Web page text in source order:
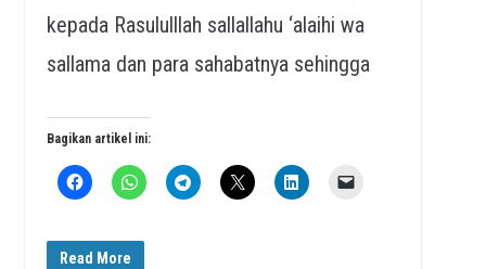
kepada Rasululllah sallallahu ‘alaihi wa
sallama dan para sahabatnya sehingga
Bagikan artikel ini:
Read More